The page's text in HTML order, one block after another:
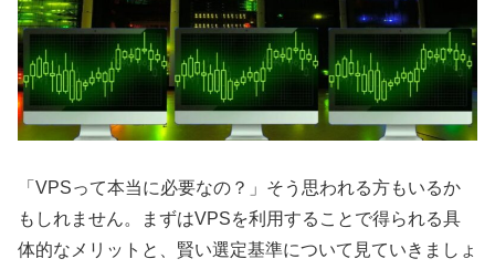
「VPSって本当に必要なの？」そう思われる方もいるか
もしれません。まずはVPSを利用することで得られる具
体的なメリットと、賢い選定基準について見ていきましょ